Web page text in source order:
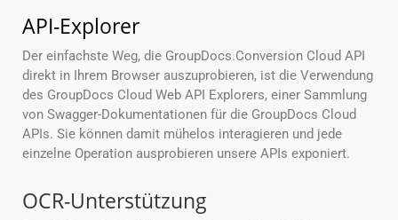
API-Explorer
Der einfachste Weg, die GroupDocs.Conversion Cloud API
direkt in Ihrem Browser auszuprobieren, ist die Verwendung
des GroupDocs Cloud Web API Explorers, einer Sammlung
von Swagger-Dokumentationen für die GroupDocs Cloud
APIs. Sie können damit mühelos interagieren und jede
einzelne Operation ausprobieren unsere APIs exponiert.
OCR-Unterstützung